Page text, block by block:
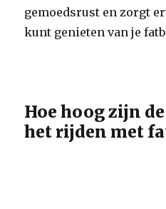
gemoedsrust en zorgt
kunt genieten van je
Hoe hoog zijn
het rijden met